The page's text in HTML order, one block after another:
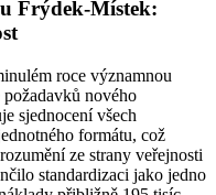
Frýdek-Místek:
roce významnou
nového
sjednocení všech
formátu, což
ze strany veřejnosti
standardizaci jako jedno